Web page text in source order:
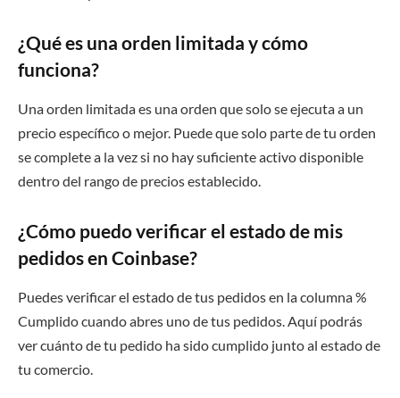
¿Qué es una orden limitada y cómo
funciona?
Una orden limitada es una orden que solo se ejecuta a un
precio específico o mejor. Puede que solo parte de tu orden
se complete a la vez si no hay suficiente activo disponible
dentro del rango de precios establecido.
¿Cómo puedo verificar el estado de mis
pedidos en Coinbase?
Puedes verificar el estado de tus pedidos en la columna %
Cumplido cuando abres uno de tus pedidos. Aquí podrás
ver cuánto de tu pedido ha sido cumplido junto al estado de
tu comercio.